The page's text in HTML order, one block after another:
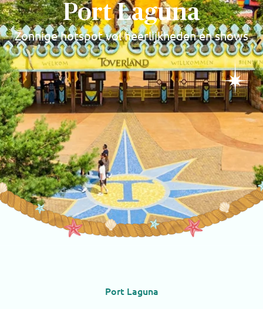
Port Laguna
Zonnige hotspot vol heerlijkheden en shows
Port Laguna